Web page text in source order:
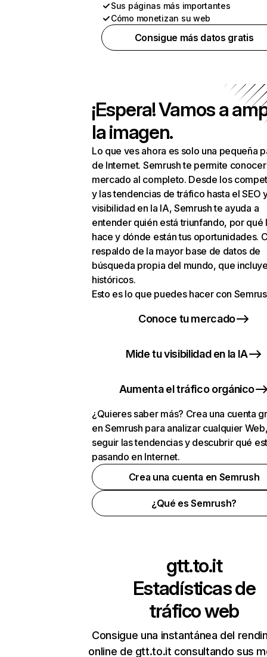
Sus páginas más importantes
Cómo monetizan su web
Consigue más datos gratis
¡Espera! Vamos a
la imagen.
Lo que ves ahora es solo una pequeña
de Internet. Semrush te permite
mercado al completo. Desde los
y las tendencias de tráfico hasta el SEO
visibilidad en la IA, Semrush te ayuda a
entender quién está triunfando, por qué
hace y dónde están tus oportunidades.
respaldo de la mayor base de datos de
búsqueda propia del mundo, que
históricos.
Esto es lo que puedes hacer con
Conoce tu mercado
Mide tu visibilidad en la IA
Aumenta el tráfico orgánico
¿Quieres saber más? Crea una cuenta
en Semrush para analizar cualquier
seguir las tendencias y descubrir qué
pasando en Internet.
Crea una cuenta en Semrush
¿Qué es Semrush?
gtt.to.it
Estadísticas de
tráfico web
Consigue una instantánea del
online de gtt.to.it consultando sus